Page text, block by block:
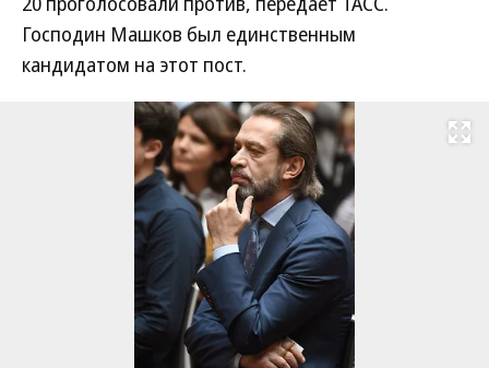
Господин Машков был единственным
кандидатом на этот пост.
Развернуть